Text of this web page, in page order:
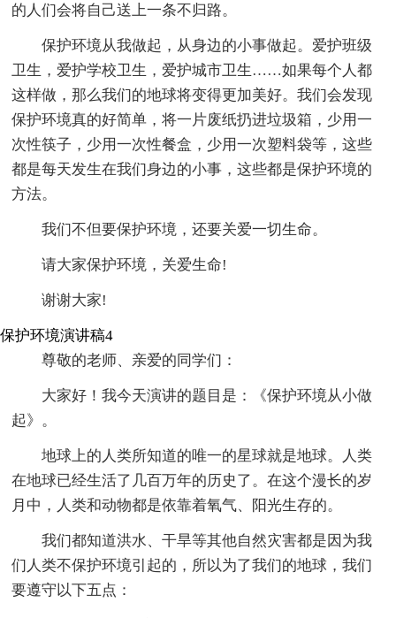
的人们会将自己送上一条不归路。
保护环境从我做起，从身边的小事做起。爱护班级
卫生，爱护学校卫生，爱护城市卫生……如果每个人都
这样做，那么我们的地球将变得更加美好。我们会发现
保护环境真的好简单，将一片废纸扔进垃圾箱，少用一
次性筷子，少用一次性餐盒，少用一次塑料袋等，这些
都是每天发生在我们身边的小事，这些都是保护环境的
方法。
我们不但要保护环境，还要关爱一切生命。
请大家保护环境，关爱生命!
谢谢大家!
保护环境演讲稿4
尊敬的老师、亲爱的同学们：
大家好！我今天演讲的题目是：《保护环境从小做
起》。
地球上的人类所知道的唯一的星球就是地球。人类
在地球已经生活了几百万年的历史了。在这个漫长的岁
月中，人类和动物都是依靠着氧气、阳光生存的。
我们都知道洪水、干旱等其他自然灾害都是因为我
们人类不保护环境引起的，所以为了我们的地球，我们
要遵守以下五点：